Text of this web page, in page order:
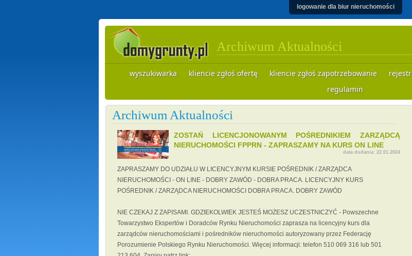
logowanie dla biur nieruchomości
Archiwum Aktualności
wyszukiwarka kliencie zgłoś ofertę kliencie zgłoś zapotrzebowanie
regulamin
Archiwum Aktualności
ZOSTAŃ LICENCJONOWANYM POŚREDNIKIEM ZARZĄDCĄ
NIERUCHOMOŚCI FPPRN - ZAPRASZAMY NA KURS ON LINE
data dodania: 22.01.2024
ZAPRASZAMY DO UDZIAŁU W LICENCYJNYM KURSIE POŚREDNIK / ZARZĄDCA
NIERUCHOMOŚCI - ON LINE - DOBRY ZAWÓD - DOBRA PRACA. LICENCYJNY KURS
POŚREDNIK / ZARZĄDCA NIERUCHOMOŚCI DOBRA PRACA. DOBRY ZAWÓD
NIE CZEKAJ Z ZAPISAMI. GDZIEKOLWIEK JESTEŚ MOŻESZ UCZESTNICZYĆ - Powszechne
Towarzystwo Ekspertów i Doradców Rynku Nieruchomości zaprasza na licencyjny kurs dla
zarządców nieruchomościami i pośredników nieruchomości autoryzowany przez Federację
Porozumienie Polskiego Rynku Nieruchomości. Więcej informacji: telefon 510 069 316 lub 501